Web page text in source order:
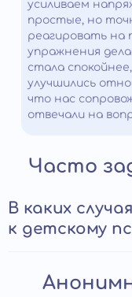
усиливаем
простые, но
реагировать на
упражнения
стала
улучшились
что нас
отвечали на
Часто
В каких
к детскому